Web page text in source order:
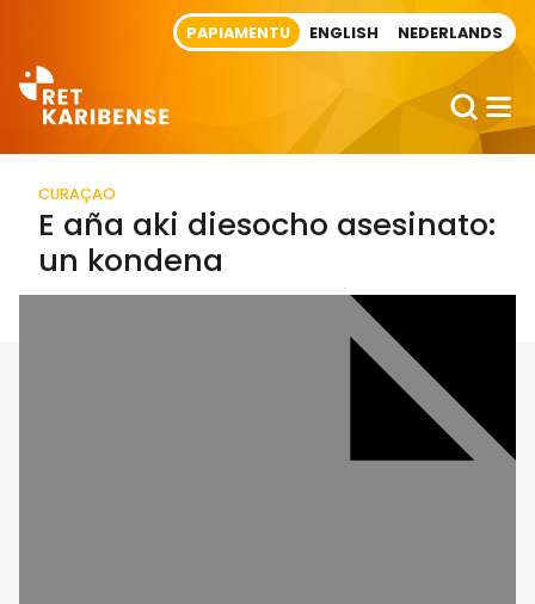
PAPIAMENTU ENGLISH NEDERLANDS
CURAÇAO
E aña aki diesocho asesinato:
un kondena